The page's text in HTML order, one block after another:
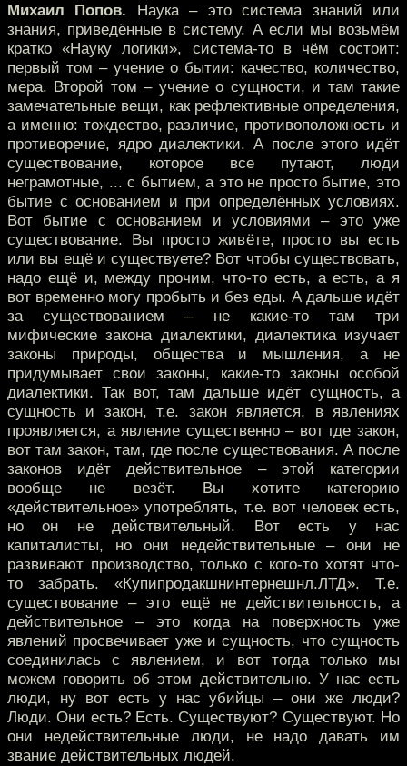
Михаил Попов. Наука – это система знаний или
знания, приведённые в систему. А если мы возьмём
кратко «Науку логики», система-то в чём состоит:
первый том – учение о бытии: качество, количество,
мера. Второй том – учение о сущности, и там такие
замечательные вещи, как рефлективные определения,
а именно: тождество, различие, противоположность и
противоречие, ядро диалектики. А после этого идёт
существование, которое все путают, люди
неграмотные, ... с бытием, а это не просто бытие, это
бытие с основанием и при определённых условиях.
Вот бытие с основанием и условиями – это уже
существование. Вы просто живёте, просто вы есть
или вы ещё и существуете? Вот чтобы существовать,
надо ещё и, между прочим, что-то есть, а есть, а я
вот временно могу пробыть и без еды. А дальше идёт
за существованием – не какие-то там три
мифические закона диалектики, диалектика изучает
законы природы, общества и мышления, а не
придумывает свои законы, какие-то законы особой
диалектики. Так вот, там дальше идёт сущность, а
сущность и закон, т.е. закон является, в явлениях
проявляется, а явление существенно – вот где закон,
вот там закон, там, где после существования. А после
законов идёт действительное – этой категории
вообще не везёт. Вы хотите категорию
«действительное» употреблять, т.е. вот человек есть,
но он не действительный. Вот есть у нас
капиталисты, но они недействительные – они не
развивают производство, только с кого-то хотят что-
то забрать. «Купипродакшнинтернешнл.ЛТД». Т.е.
существование – это ещё не действительность, а
действительное – это когда на поверхность уже
явлений просвечивает уже и сущность, что сущность
соединилась с явлением, и вот тогда только мы
можем говорить об этом действительно. У нас есть
люди, ну вот есть у нас убийцы – они же люди?
Люди. Они есть? Есть. Существуют? Существуют. Но
они недействительные люди, не надо давать им
звание действительных людей.